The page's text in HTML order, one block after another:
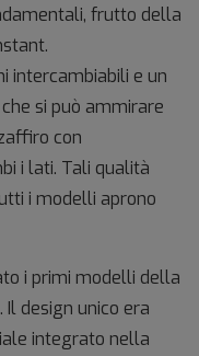
frutto della
.
intercambiabili e un
si può ammirare
con
i lati. Tali qualità
i modelli aprono
i primi modelli della
design unico era
integrato nella